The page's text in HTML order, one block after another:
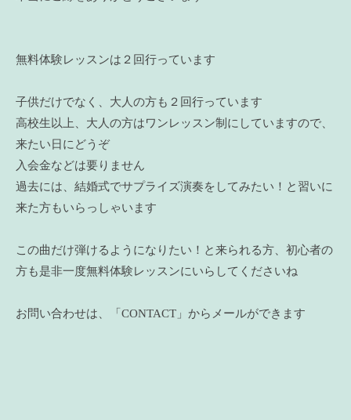
無料体験レッスンは２回行っています
子供だけでなく、大人の方も２回行っています
高校生以上、大人の方はワンレッスン制にしていますので、
来たい日にどうぞ
入会金などは要りません
過去には、結婚式でサプライズ演奏をしてみたい！と習いに
来た方もいらっしゃいます
この曲だけ弾けるようになりたい！と来られる方、初心者の
方も是非一度無料体験レッスンにいらしてくださいね
お問い合わせは、「CONTACT」からメールができます